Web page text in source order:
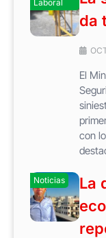
Laboral
da
El
con
Noticias
La